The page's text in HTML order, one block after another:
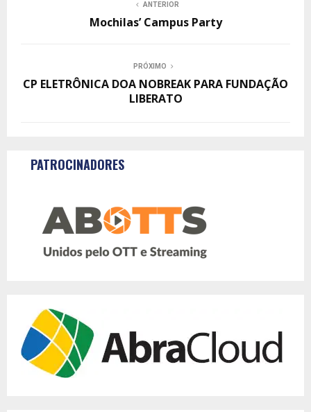
ANTERIOR
Mochilas’ Campus Party
PRÓXIMO
CP ELETRÔNICA DOA NOBREAK PARA FUNDAÇÃO
LIBERATO
PATROCINADORES